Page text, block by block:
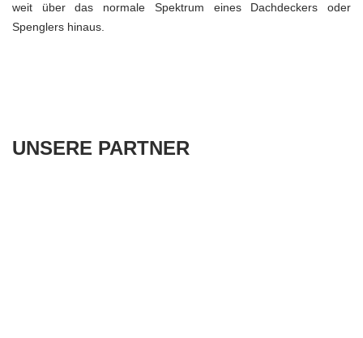
weit über das normale Spektrum eines Dachdeckers oder
Spenglers hinaus.
UNSERE PARTNER